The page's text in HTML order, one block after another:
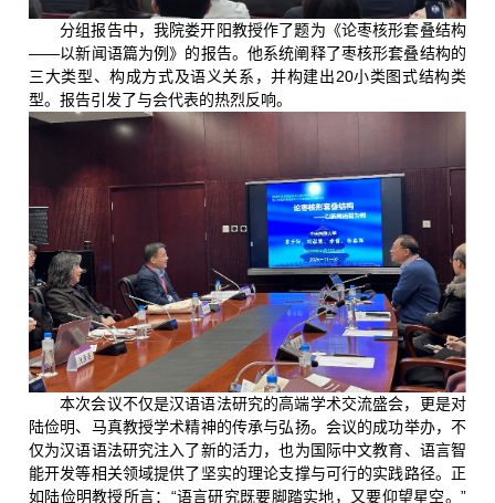
分组报告中，我院娄开阳教授作了题为《论枣核形套叠结构
——以新闻语篇为例》的报告。他系统阐释了枣核形套叠结构的
三大类型、构成方式及语义关系，并构建出20小类图式结构类
型。报告引发了与会代表的热烈反响。
本次会议不仅是汉语语法研究的高端学术交流盛会，更是对
陆俭明、马真教授学术精神的传承与弘扬。会议的成功举办，不
仅为汉语语法研究注入了新的活力，也为国际中文教育、语言智
能开发等相关领域提供了坚实的理论支撑与可行的实践路径。正
如陆俭明教授所言：“语言研究既要脚踏实地，又要仰望星空。”